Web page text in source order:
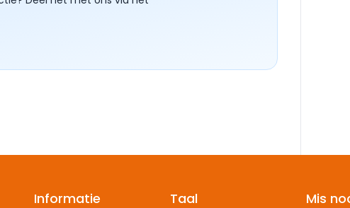
Informatie Taal
Mis